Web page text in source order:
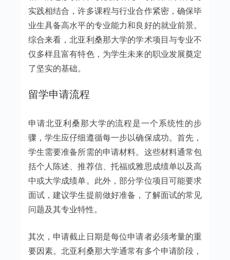
实践相结合，许多课程与行业合作紧密，确保毕
业生具备高水平的专业能力和良好的就业前景。
综合来看，北亚利桑那大学的学术项目与专业不
仅多样且富有特色，为学生未来的职业发展奠定
了坚实的基础。
留学申请流程
申请北亚利桑那大学的流程是一个系统性的步
骤，学生应仔细遵循每一步以确保成功。首先，
学生需要准备所需的申请材料。这些材料通常包
括个人陈述、推荐信、托福或雅思成绩单以及高
中或大学成绩单。此外，部分学位项目可能要求
面试，建议学生提前做好准备，了解面试的常见
问题及其专业特性。
其次，申请截止日期是每位申请者必须考量的重
要因素。北亚利桑那大学通常有多个申请阶段，